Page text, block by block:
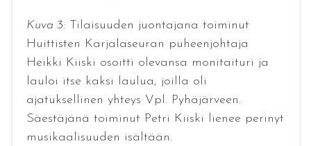
Kuva 3:Tilaisuuden juontajana toiminut
Huittisten Karjalaseuran puheenjohtaja
Heikki Kiiski osoitti olevansa monitaituri ja
lauloi itse kaksi laulua, joilla oli
ajatuksellinen yhteys Vpl. Pyhäjärveen.
Säestäjänä toiminut Petri Kiiski lienee perinyt
musikaalisuuden isältään.